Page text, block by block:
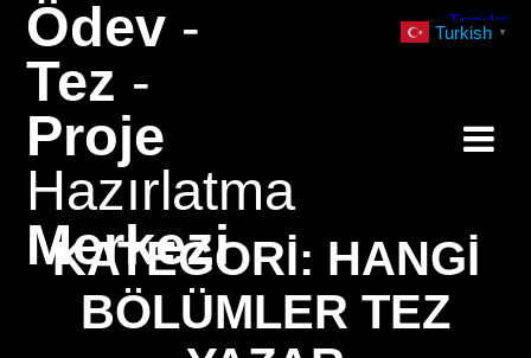
Ödev -
Tez -
Proje
Hazırlatma
Merkezi
KATEGORI: HANGI
BÖLÜMLER TEZ
Turkish ▼